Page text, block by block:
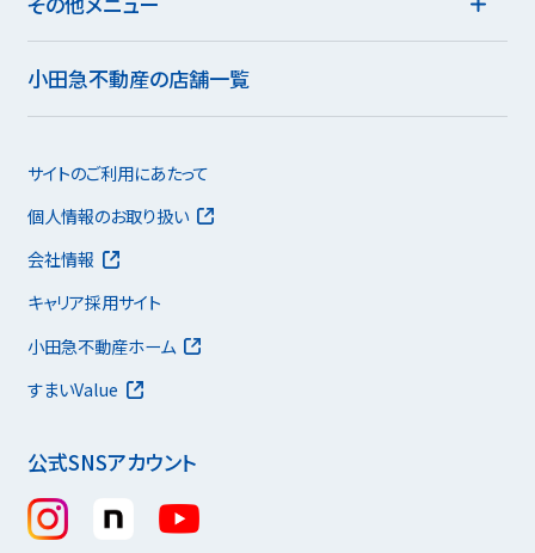
小田急不動産の店舗一覧
公式SNSアカウント
サイトのご利用にあたって
個人情報のお取り扱い
会社情報
キャリア採用サイト
小田急不動産ホーム
すまいValue